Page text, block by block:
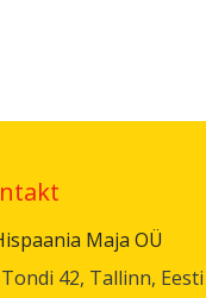
Maja OÜ
Tondi 42, Tallinn, Eesti